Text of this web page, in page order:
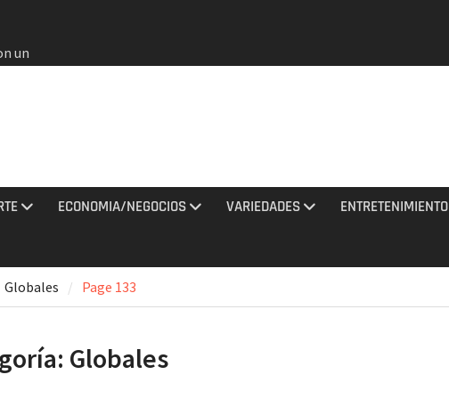
un
en
a
ECONOMIA/NEGOCIOS VARIEDADES ENTRETENIMIENTO
Globales Page 133
Globales